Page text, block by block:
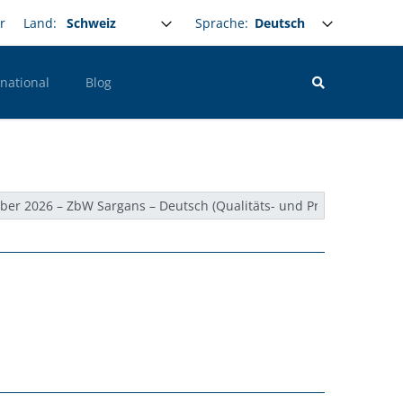
Land: Sprache: Select your language
Blog